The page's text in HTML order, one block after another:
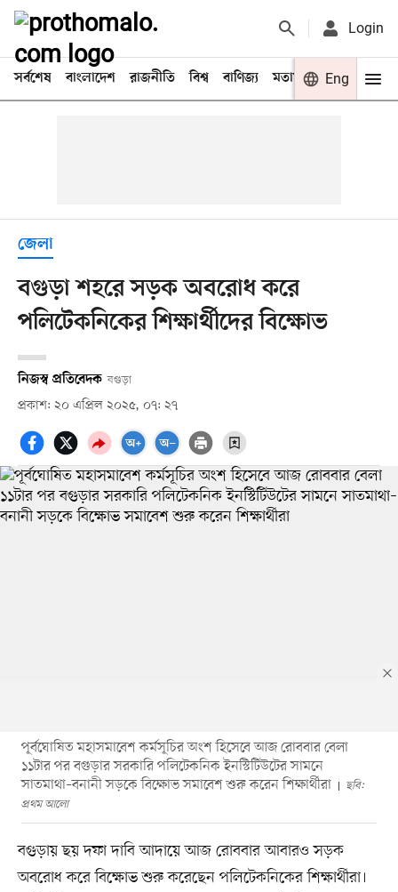
Login
সর্বশেষ বাংলাদেশ রাজনীতি বিশ্ব বাণিজ্য মতামত খেলা
Eng
জেলা
বগুড়া শহরে সড়ক অবরোধ করে
পলিটেকনিকের শিক্ষার্থীদের বিক্ষোভ
নিজস্ব প্রতিবেদক বগুড়া
প্রকাশ: ২০ এপ্রিল ২০২৫, ০৭: ২৭
পূর্বঘোষিত মহাসমাবেশ কর্মসূচির অংশ হিসেবে আজ রোববার বেলা
১১টার পর বগুড়ার সরকারি পলিটেকনিক ইনস্টিটিউটের সামনে
সাতমাথা–বনানী সড়কে বিক্ষোভ সমাবেশ শুরু করেন শিক্ষার্থীরা
ছবি:
প্রথম আলো
বগুড়ায় ছয় দফা দাবি আদায়ে আজ রোববার আবারও সড়ক
অবরোধ করে বিক্ষোভ শুরু করেছেন পলিটেকনিকের শিক্ষার্থীরা।